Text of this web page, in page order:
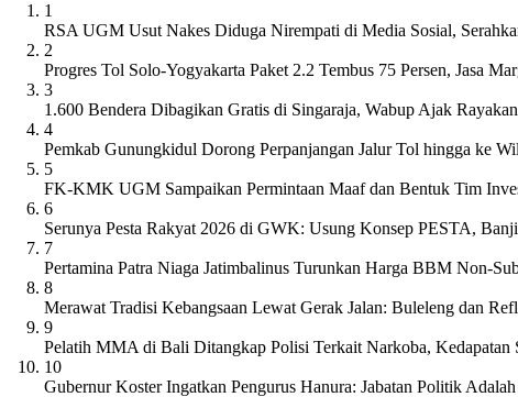
1
RSA UGM Usut Nakes Diduga Nirempati di Media Sosial,
2
Progres Tol Solo-Yogyakarta Paket 2.2 Tembus 75 Persen, Jasa
3
1.600 Bendera Dibagikan Gratis di Singaraja, Wabup Ajak
4
Pemkab Gunungkidul Dorong Perpanjangan Jalur Tol hingga ke
5
FK-KMK UGM Sampaikan Permintaan Maaf dan Bentuk Tim
6
Serunya Pesta Rakyat 2026 di GWK: Usung Konsep PESTA,
7
Pertamina Patra Niaga Jatimbalinus Turunkan Harga BBM Non-
8
Merawat Tradisi Kebangsaan Lewat Gerak Jalan: Buleleng dan
9
Pelatih MMA di Bali Ditangkap Polisi Terkait Narkoba, Kedapatan
10
Gubernur Koster Ingatkan Pengurus Hanura: Jabatan Politik